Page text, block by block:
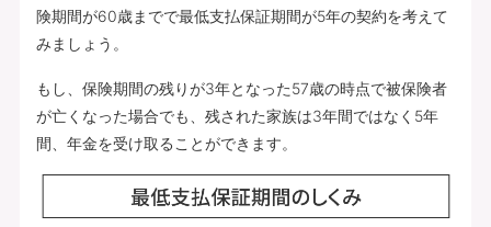
険期間が60歳までで最低支払保証期間が5年の契約を考えて
みましょう。
もし、保険期間の残りが3年となった57歳の時点で被保険者
が亡くなった場合でも、残された家族は3年間ではなく5年
間、年金を受け取ることができます。